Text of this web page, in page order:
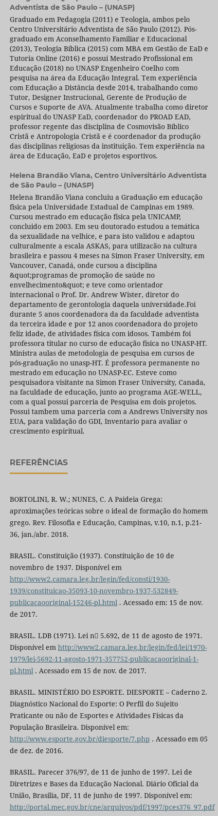
Adventista de São Paulo – (UNASP)
Graduado em Pedagogia (2011) e Teologia, ambos pelo
Centro Universitário Adventista de São Paulo (2012). Pós-
graduado em Aconselhamento Familiar e Educacional
(2013), Teologia Bíblica (2015) com MBA em Gestão de EaD e
Tutoria Online (2016) e possui Mestrado Profissional em
Educação (2018) no UNASP Engenheiro Coelho com
pesquisa na área da Educação Integral. Tem experiência
com Educação a Distância desde 2014, trabalhando como
Tutor, Designer Instrucional, Gerente de Produção de
Cursos e Suporte de AVA. Atualmente trabalha como diretor
espiritual do UNASP EaD, coordenador do PROAD EAD,
professor regente das disciplina de Cosmovisão Bíblico
Cristã e Antropologia Cristã e é coordenador da produção
das disciplinas religiosas da instituição. Tem experiência na
área de Educação, EaD e projetos esportivos.
Helena Brandão Viana, Centro Universitário Adventista
de São Paulo – (UNASP)
Helena Brandão Viana concluiu a Graduação em educação
fisica pela Universidade Estadual de Campinas em 1989.
Cursou mestrado em educação fisica pela UNICAMP,
concluido em 2003. Em seu doutorado estudou a temática
da sexualidade na velhice, e para isto validou e adaptou
culturalmente a escala ASKAS, para utilizacão na cultura
brasileira e passou 4 meses na Simon Fraser University, em
Vancouver, Canadá, onde cursou a disciplina
&quot;programas de promoção de saúde no
envelhecimento&quot; e teve como orientador
internacional o Prof. Dr. Andrew Wister, diretor do
departamento de gerontologia daquela universidade.Foi
durante 5 anos coordenadora da da faculdade adventista
da terceira idade e por 12 anos coordenadora do projeto
feliz idade, de atividades física com idosos. Também foi
professora titular no curso de educação física no UNASP-HT.
Ministra aulas de metodologia de pesquisa em cursos de
pós-graduação no unasp-HT. É professora permanente no
mestrado em educação no UNASP-EC. Esteve como
pesquisadora visitante na Simon Fraser University, Canada,
na faculdade de educação, junto ao programa AGE-WELL,
com a qual possui parceria de Pesquisa em dois projetos.
Possui tambem uma parceria com a Andrews University nos
EUA, para validação do GDI, Inventario para avaliar o
crescimento espiritual.
REFERÊNCIAS
BORTOLINI, R. W.; NUNES, C. A Paideia Grega:
aproximações teóricas sobre o ideal de formação do homem
grego. Rev. Filosofia e Educação, Campinas, v.10, n.1, p.21-
36, jan./abr. 2018.
BRASIL. Constituição (1937). Constituição de 10 de
novembro de 1937. Disponível em
http://www2.camara.leg.br/legin/fed/consti/1930-
1939/constituicao-35093-10-novembro-1937-532849-
publicacaooriginal-15246-pl.html . Acessado em: 15 de nov.
de 2017.
BRASIL. LDB (1971). Lei n 5.692, de 11 de agosto de 1971.
Disponível em http://www2.camara.leg.br/legin/fed/lei/1970-
1979/lei-5692-11-agosto-1971-357752-publicacaooriginal-1-
pl.html . Acessado em 15 de nov. de 2017.
BRASIL. MINISTÉRIO DO ESPORTE. DIESPORTE – Caderno 2.
Diagnóstico Nacional do Esporte: O Perfil do Sujeito
Praticante ou não de Esportes e Atividades Físicas da
População Brasileira. Disponível em:
http://www.esporte.gov.br/diesporte/7.php . Acessado em 05
de dez. de 2016.
BRASIL. Parecer 376/97, de 11 de junho de 1997. Lei de
Diretrizes e Bases da Educação Nacional. Diário Oficial da
União, Brasília, DF, 11 de junho de 1997. Disponível em:
http://portal.mec.gov.br/cne/arquivos/pdf/1997/pces376_97.pdf